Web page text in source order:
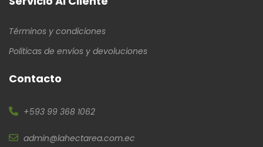
Términos y condiciones
Políticas de envíos y devoluciones
Contacto
+593 99 368 1062
admin@lahectarea.com.ec